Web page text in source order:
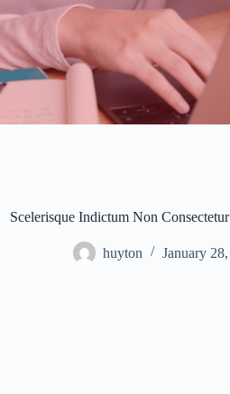
Scelerisque Indictum Non
huyton January